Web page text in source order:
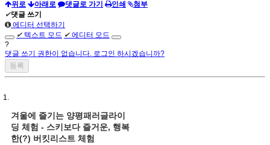
위로 아래로 댓글로 가기 인쇄
첨부
✔댓글 쓰기
에디터 선택하기
✔ 텍스트 모드 ✔에디터 모드
?
댓글 쓰기 권한이 없습니다. 로그인 하시겠습니까?
겨울에 즐기는 양평패러글라이
딩 체험 - 스키보다 즐거운, 행복
한(?) 버킷리스트 체험